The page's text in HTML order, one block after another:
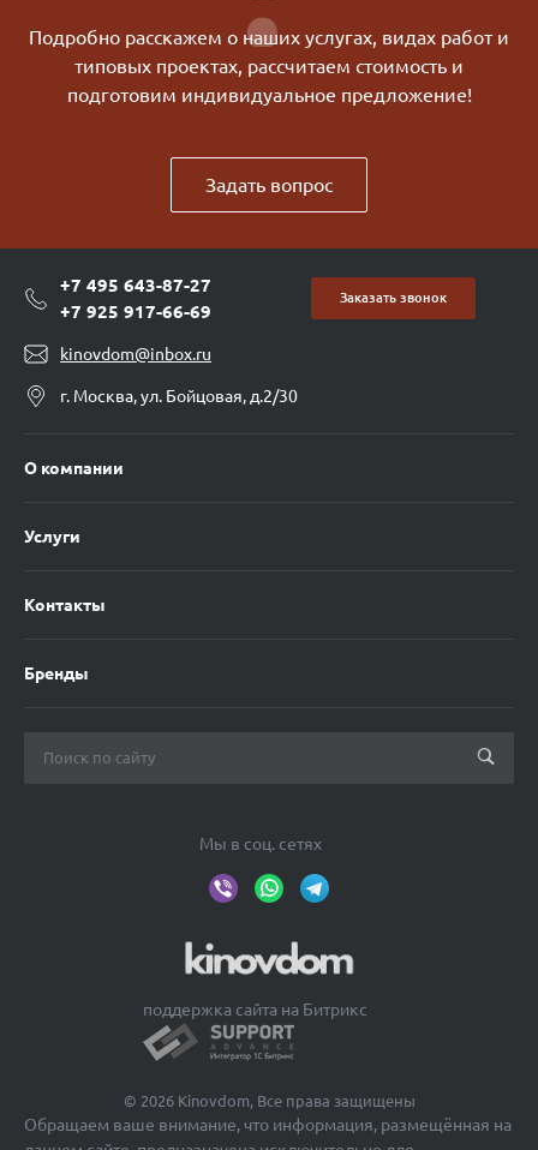
Подробно расскажем о наших услугах, видах работ и
типовых проектах, рассчитаем стоимость и
подготовим индивидуальное предложение!
Задать вопрос
+7 495 643-87-27
+7 925 917-66-69
Заказать звонок
kinovdom@inbox.ru
г. Москва, ул. Бойцовая, д.2/30
О компании
Услуги
Контакты
Бренды
Мы в соц. сетях
© 2026 Kinovdom, Все права защищены
поддержка сайта на Битрикс
Обращаем ваше внимание, что информация, размещённая на